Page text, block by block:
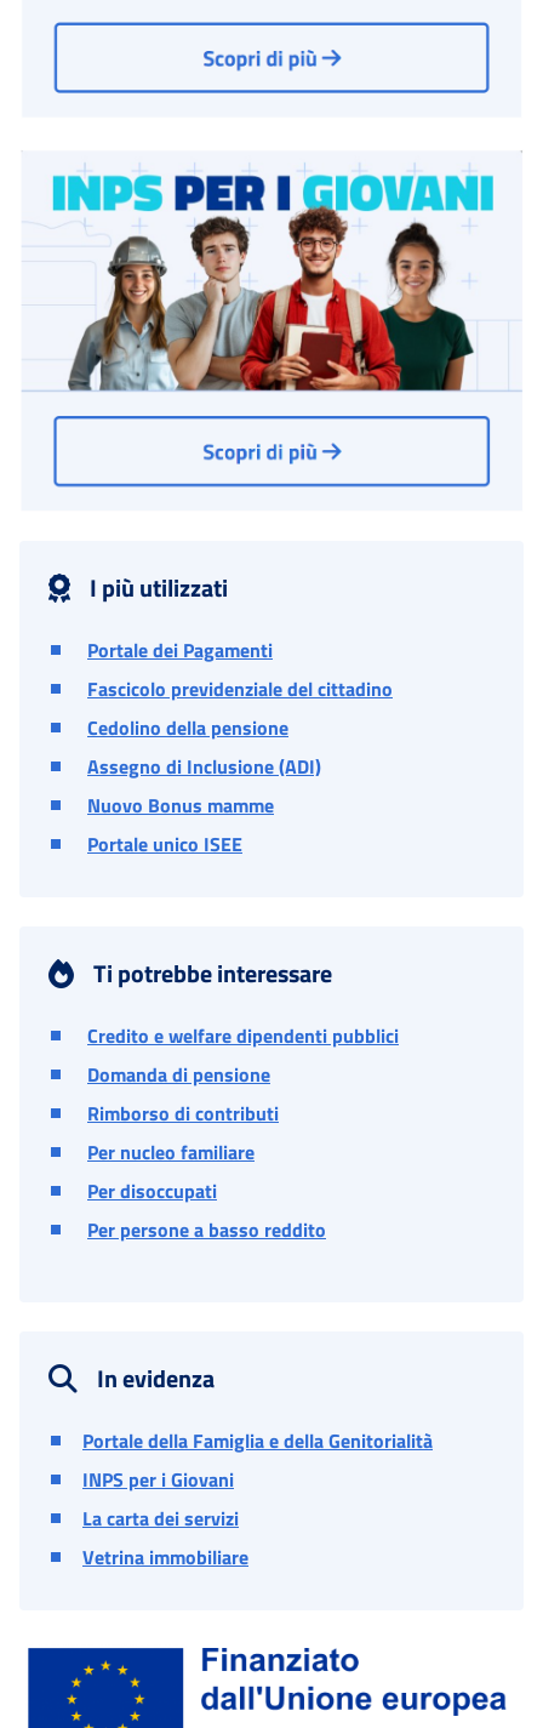
I più utilizzati
Portale dei Pagamenti
Fascicolo previdenziale del cittadino
Cedolino della pensione
Assegno di Inclusione (ADI)
Nuovo Bonus mamme
Portale unico ISEE
Ti potrebbe interessare
Credito e welfare dipendenti pubblici
Domanda di pensione
Rimborso di contributi
Per nucleo familiare
Per disoccupati
Per persone a basso reddito
In evidenza
Portale della Famiglia e della Genitorialità
INPS per i Giovani
La carta dei servizi
Vetrina immobiliare